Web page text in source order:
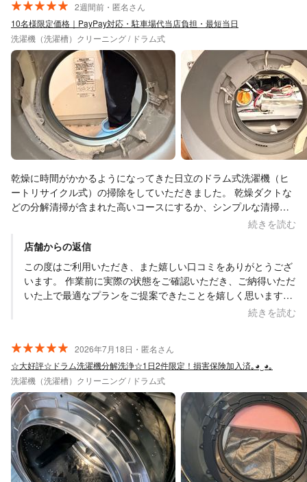
した。実際の作業の際も床にマット等を履いて細心の注意を払っ
てやってくださってました。作業前から作業中、作業後も色々と
ご説明いただき、安心してお任せできました。完了後の試運転で
も不備は無さそうで、（さらにたまたまとは仰っておりました
が）乾燥中の扉からの空気漏れもなくなっており、嬉しい限りで
す。作業で使用したお風呂の排水溝まで綺麗にしてくださり驚き
と感動です。とても満足でしたのでまた数年後洗濯機の中が汚れ
た頃にお願いしたいと思いました。
2週間前・匿名さん
10名様限定価格｜PayPay対応・駐車場代当店負担・最短当日
洗濯機（洗濯槽）クリーニング / ドラム式
乾燥に時間がかかるようになってきた日立のドラム式洗濯機（ヒ
ートリサイクル式）の掃除をしていただきました。 乾燥ダクトな
どの分解清掃が含まれた高いコースにするか、シンプルな清掃の
安いコースにするか悩んでいましたが、分解時に見せていただい
と思う」と親切にご提案いただきました。 ただ個人的には、今回
清掃した後は壊れるまで使いたかったので、徹底的に清掃しても
らいたく、高いコースをお願いしました。 結果は絶大で、清掃後
に写真を見せていただいたのですが、 乾燥の風量が清掃前から1.5
溜まっていることと、丁寧に清掃いただけたことを実感できまし
続きを読む
店舗からの返信
この度はご利用いただき、また嬉しい口コミをありがとうござ
います。 作業前に実際の状態をご確認いただき、ご納得いただ
いた上で最適なプランをご提案できたことを嬉しく思います。
今後も必要のない作業を無理におすすめすることなく、お客様
ました。
続きを読む
2026年7月18日・匿名さん
☆大好評☆ドラム洗濯機分解洗浄☆1日2件限定！損害保険加入済｡⁠◕⁠‿⁠◕⁠｡
洗濯機（洗濯槽）クリーニング / ドラム式